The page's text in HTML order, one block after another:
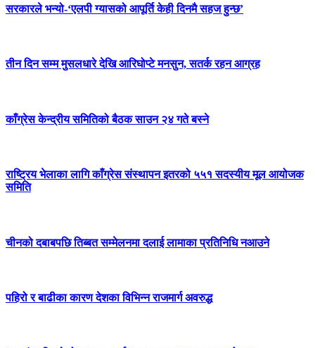
सरकारले भन्यो-‘एलपी ग्यासको आपूर्ति केही दिनमै सहज हुन्छ’
तीन दिन सम्म मुसलधारे देखि आरिघोप्टे मनसुन, सतर्क रहन आग्रह
काँग्रेस केन्द्रीय समितिको बैठक साउन २४ गते बस्ने
राष्ट्रिय भेलाका लागि काँग्रेस संस्थापन इतरको ५५१ सदस्यीय मूल आयोजक
समिति
चीनको दबाबपछि तिब्बत सम्मेलनमा दलाई लामाका प्रतिनिधि नआउने
पहिरो र बाढीका कारण देशका विभिन्न राजमार्ग अवरुद्ध